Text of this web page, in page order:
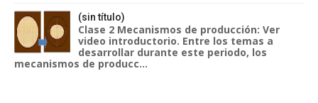
(sin título)
Clase 2 Mecanismos de producción: Ver
video introductorio. Entre los temas a
desarrollar durante este periodo, los
mecanismos de producc...